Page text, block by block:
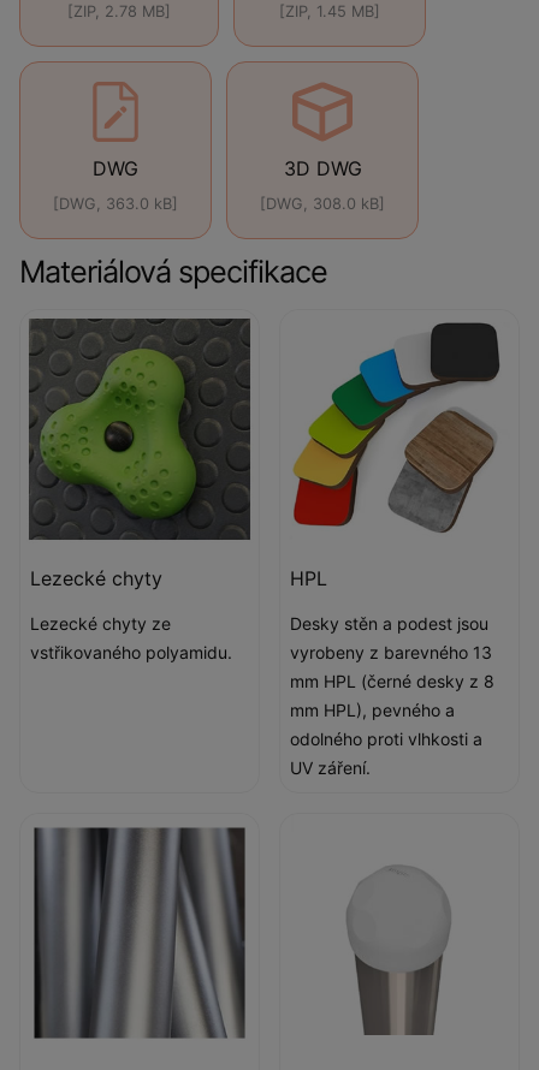
[ZIP, 2.78 MB] [ZIP, 1.45 MB]
DWG
[DWG, 363.0 kB]
3D DWG
[DWG, 308.0 kB]
Materiálová specifikace
Lezecké chyty
Lezecké chyty ze
vstřikovaného polyamidu.
HPL
Desky stěn a podest jsou
vyrobeny z barevného 13
mm HPL (černé desky z 8
mm HPL), pevného a
odolného proti vlhkosti a
UV záření.